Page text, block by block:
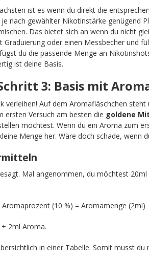
ist es wenn du direkt die
nach gewählter Nikotinstärke genügend
Das bietet sich an wenn du nicht
oder einen Messbecher und
du die passende Menge an
ist deine Basis.
3: Basis mit
verleihen! Auf dem Aromafläschchen steht
ersten Versuch am besten die goldene
möchtest. Wenn du ein Aroma zum
Menge her. Wäre doch schade, wenn
Mal angenommen, du möchtest
(10 %) = Aromamenge (2ml)
2ml Aroma.
in einer Tabelle. Somit musst du